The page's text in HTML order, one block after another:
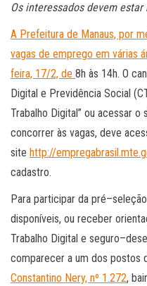
Os interessados devem
A Prefeitura de Manaus, por
vagas de emprego em várias
feira, 17/2, de 8h às 14h. O
Digital e Previdência Social
Trabalho Digital” ou acessar o
concorrer às vagas, deve
site http://
cadastro.
Para participar da
disponíveis, ou receber
Trabalho Digital e
comparecer a um dos postos
Constantino Nery, nº 1.272,